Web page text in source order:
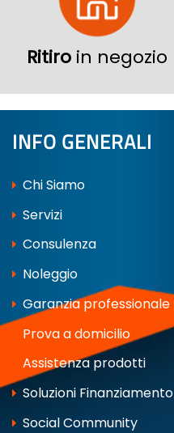
Ritiro in negozio
INFO GENERALI
Chi Siamo
Servizi
Consulenza
Noleggio
Garanzia professionale
Prova a domicilio
Assistenza prodotti
Soluzioni Finanziamento
Social Community